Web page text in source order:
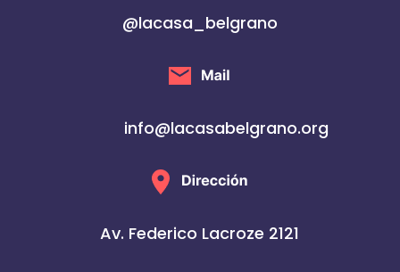
@lacasa_belgrano
info@lacasabelgrano.org
Av. Federico Lacroze 2121